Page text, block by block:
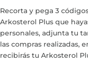
Recorta y pega 3
Arkosterol Plus que
personales, adjunta tu
las compras realizadas,
recibirás tu Arkosterol